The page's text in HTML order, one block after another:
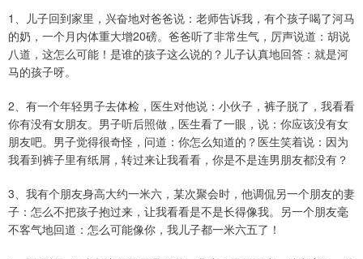
1、儿子回到家里，兴奋地对爸爸说：老师告诉我，有个孩子喝了河马
的奶，一个月内体重大增20磅。爸爸听了非常生气，厉声说道：胡说
八道，这怎么可能！是谁的孩子这么说的？儿子认真地回答：就是河
马的孩子呀。
2、有一个年轻男子去体检，医生对他说：小伙子，裤子脱了，我看看
你有没有女朋友。男子听后照做，医生看了一眼，说：你应该没有女
朋友吧。男子觉得很奇怪，问道：你怎么知道的？医生笑着说：因为
我看到裤子里有纸屑，转过来让我看看，你是不是连男朋友都没有？
3、我有个朋友身高大约一米六，某次聚会时，他调侃另一个朋友的妻
子：怎么不把孩子抱过来，让我看看是不是长得像我。另一个朋友毫
不客气地回道：怎么可能像你，我儿子都一米六五了！